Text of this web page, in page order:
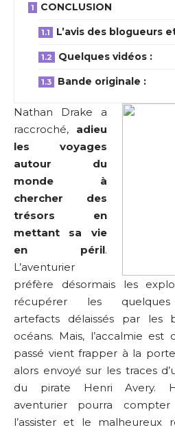
CONCLUSION
L’avis des blogueurs
Quelques vidéos :
Bande originale :
Nathan Drake a
raccroché, adieu
les voyages
autour du
monde à
chercher des
trésors en
mettant sa vie
en péril.
L’aventurier
préfère désormais les
récupérer les
artefacts délaissés par les
océans. Mais, l’accalmie
passé vient frapper à la
alors envoyé sur les traces
du pirate Henri Avery.
aventurier pourra
l’assister et le malheureux